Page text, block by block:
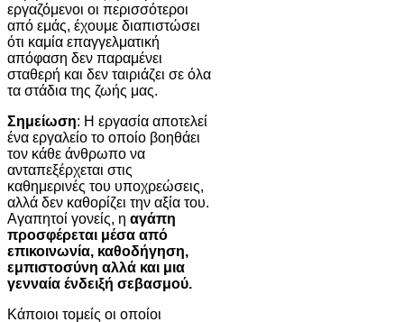
εργαζόμενοι οι περισσότεροι
από εμάς, έχουμε διαπιστώσει
ότι καμία επαγγελματική
απόφαση δεν παραμένει
σταθερή και δεν ταιριάζει σε όλα
τα στάδια της ζωής μας.
Σημείωση: Η εργασία αποτελεί
ένα εργαλείο το οποίο βοηθάει
τον κάθε άνθρωπο να
ανταπεξέρχεται στις
καθημερινές του υποχρεώσεις,
αλλά δεν καθορίζει την αξία του.
Αγαπητοί γονείς, η αγάπη
προσφέρεται μέσα από
επικοινωνία, καθοδήγηση,
εμπιστοσύνη αλλά και μια
γενναία ένδειξή σεβασμού.
Κάποιοι τομείς οι οποίοι